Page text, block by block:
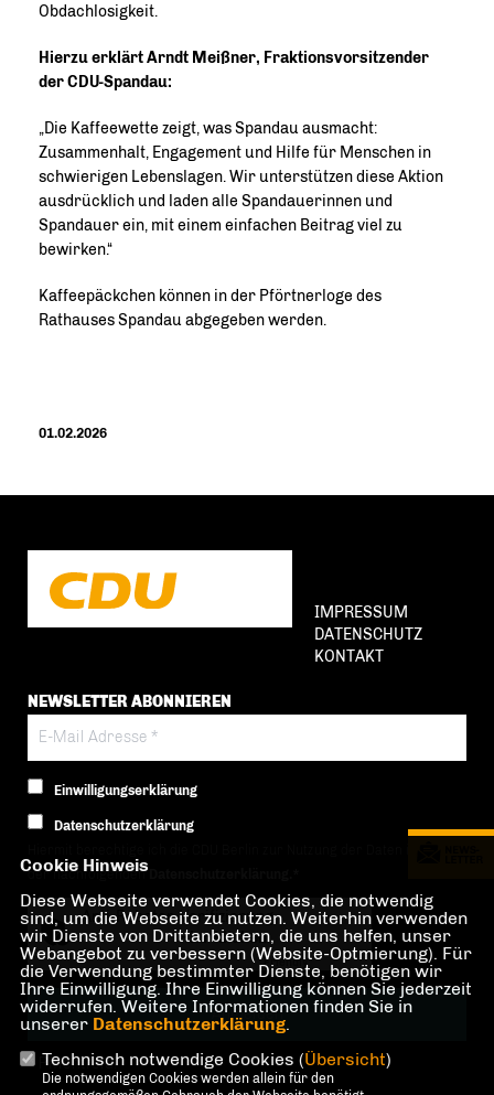
Obdachlosigkeit.
Hierzu erklärt Arndt Meißner, Fraktionsvorsitzender
der CDU-Spandau:
Die Kaffeewette zeigt, was Spandau ausmacht:
Zusammenhalt, Engagement und Hilfe für Menschen in
schwierigen Lebenslagen. Wir unterstützen diese Aktion
ausdrücklich und laden alle Spandauerinnen und
Spandauer ein, mit einem einfachen Beitrag viel zu
bewirken.“
Kaffeepäckchen können in der Pförtnerloge des
Rathauses Spandau abgegeben werden.
01.02.2026
IMPRESSUM
DATENSCHUTZ
KONTAKT
NEWSLETTER ABONNIEREN
Einwilligungserklärung
Datenschutzerklärung
der nachfolgenden
Anti-Roboter-Verifizierung
Hier klicken
FriendlyCaptcha ⇗
* Pflichtfeld!
Cookie Hinweis
Diese Webseite verwendet Cookies, die notwendig
sind, um die Webseite zu nutzen. Weiterhin verwenden
wir Dienste von Drittanbietern, die uns helfen, unser
Webangebot zu verbessern (Website-Optmierung). Für
die Verwendung bestimmter Dienste, benötigen wir
Ihre Einwilligung. Ihre Einwilligung können Sie jederzeit
widerrufen. Weitere Informationen finden Sie in
unserer Datenschutzerklärung.
Technisch notwendige Cookies (Übersicht)
Die notwendigen Cookies werden allein für den